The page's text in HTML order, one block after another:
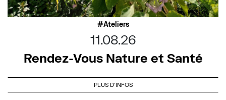
Ateliers
11.08.26
Rendez-Vous Nature et Santé
PLUS D'INFOS